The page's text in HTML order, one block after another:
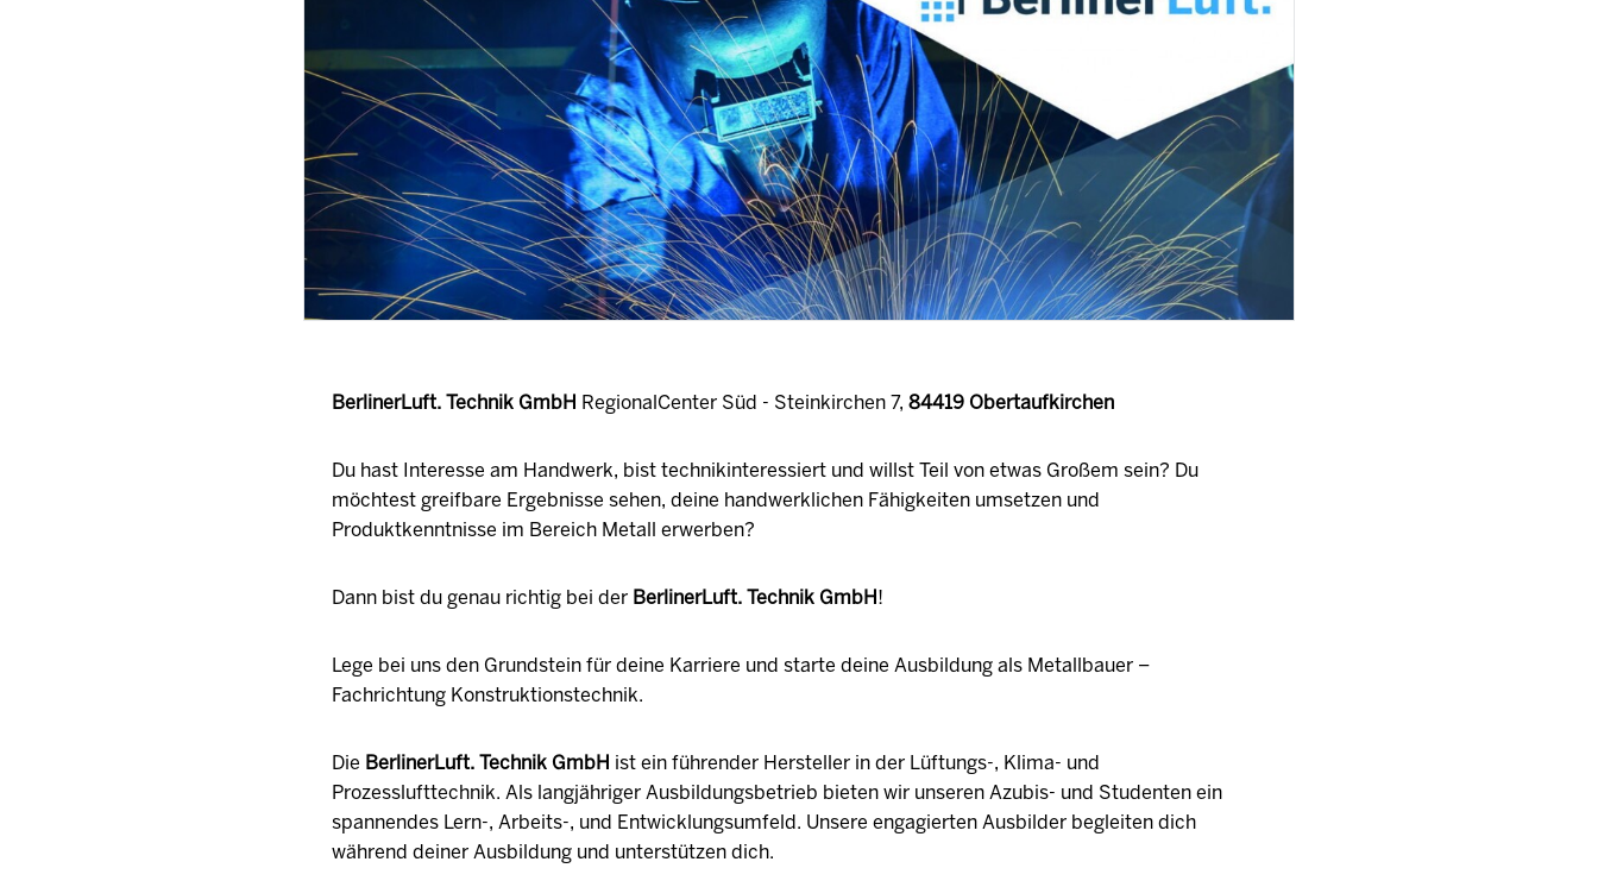
BerlinerLuft. Technik GmbH RegionalCenter Süd - Steinkirchen 7, 84419 Obertaufkirchen
Du hast Interesse am Handwerk, bist technikinteressiert und willst Teil von etwas Großem sein? Du
möchtest greifbare Ergebnisse sehen, deine handwerklichen Fähigkeiten umsetzen und
Produktkenntnisse im Bereich Metall erwerben?
Dann bist du genau richtig bei der BerlinerLuft. Technik GmbH!
Lege bei uns den Grundstein für deine Karriere und starte deine Ausbildung als Metallbauer –
Fachrichtung Konstruktionstechnik.
Die BerlinerLuft. Technik GmbH ist ein führender Hersteller in der Lüftungs-, Klima- und
Prozesslufttechnik. Als langjähriger Ausbildungsbetrieb bieten wir unseren Azubis- und Studenten ein
spannendes Lern-, Arbeits-, und Entwicklungsumfeld. Unsere engagierten Ausbilder begleiten dich
während deiner Ausbildung und unterstützen dich.